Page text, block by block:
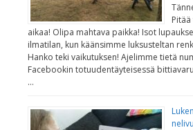
aikaa! Olipa mahtava paikka! Isot
ilmatilan, kun käänsimme luksusteltan
Hanko teki vaikutuksen! Ajelimme tietä
Facebookin totuudentäyteisessä
…